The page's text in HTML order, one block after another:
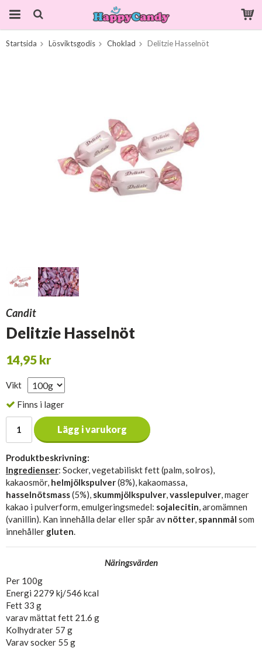
Startsida Lösviktsgodis Choklad Delitzie Hasselnöt
Candit
Delitzie Hasselnöt
14,95 kr
Vikt
Finns i lager
Lägg i varukorg
Produktbeskrivning:
Ingredienser: Socker, vegetabiliskt fett (palm, solros),
kakaosmör, helmjölkspulver(8%), kakaomassa,
hasselnötsmass(5%), skummjölkspulver,vasslepulver, mager
kakao i pulverform, emulgeringsmedel: sojalecitin, aromämnen
(vanillin). Kan innehålla delar eller spår av nötter, spannmål som
innehåller gluten.
Näringsvärden
Per 100g
Energi 2279 kj/546 kcal
Fett 33 g
varav mättat fett 21.6 g
Kolhydrater 57 g
Varav socker 55 g